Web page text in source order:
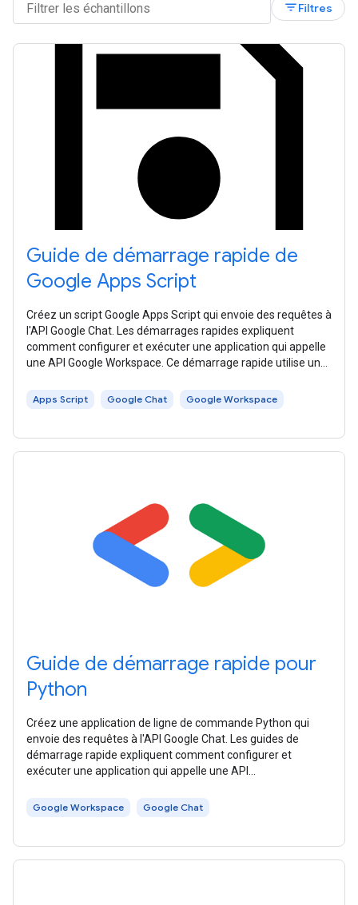
filter_listFiltres
Guide de démarrage rapide de
Google Apps Script
Créez un script Google Apps Script qui envoie des requêtes à
l'API Google Chat. Les démarrages rapides expliquent
comment configurer et exécuter une application qui appelle
une API Google Workspace. Ce démarrage rapide utilise une
Apps Script Google Chat Google Workspace
Guide de démarrage rapide pour
Python
Créez une application de ligne de commande Python qui
envoie des requêtes à l'API Google Chat. Les guides de
démarrage rapide expliquent comment configurer et
exécuter une application qui appelle une API
Google Workspace Google Chat